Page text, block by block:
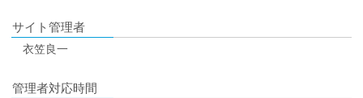
サイト管理者
衣笠良一
管理者対応時間